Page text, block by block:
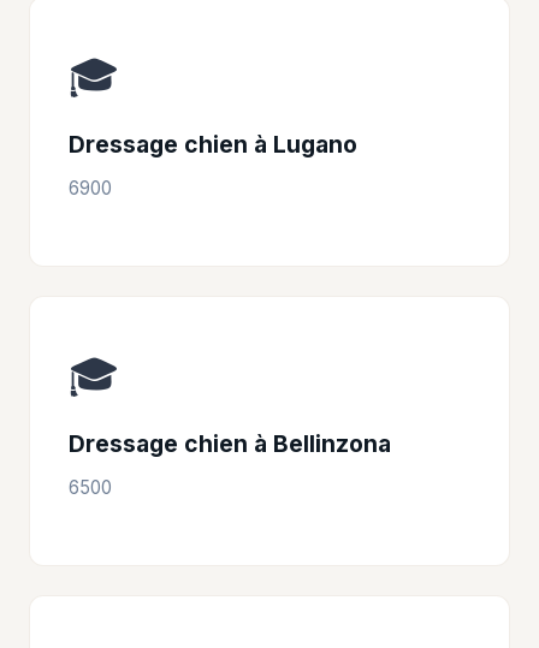
🎓
Dressage chien à Lugano
6900
🎓
Dressage chien à Bellinzona
6500